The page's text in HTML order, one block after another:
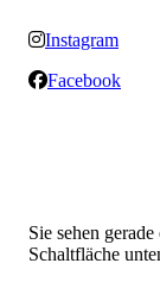
Instagram
Facebook
Sie sehen
Schaltfläche